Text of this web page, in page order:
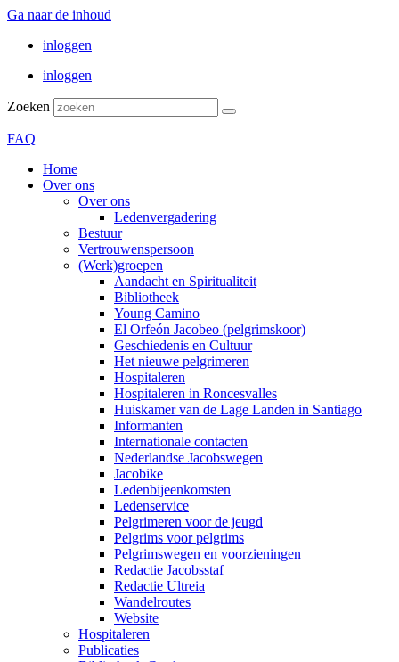
Ga naar de inhoud
inloggen
inloggen
Zoeken
FAQ
Home
Over ons
Over ons
Ledenvergadering
Bestuur
Vertrouwenspersoon
(Werk)groepen
Aandacht en Spiritualiteit
Bibliotheek
Young Camino
El Orfeón Jacobeo (pelgrimskoor)
Geschiedenis en Cultuur
Het nieuwe pelgrimeren
Hospitaleren
Hospitaleren in Roncesvalles
Huiskamer van de Lage Landen in Santiago
Informanten
Internationale contacten
Nederlandse Jacobswegen
Jacobike
Ledenbijeenkomsten
Ledenservice
Pelgrimeren voor de jeugd
Pelgrims voor pelgrims
Pelgrimswegen en voorzieningen
Redactie Jacobsstaf
Redactie Ultreia
Wandelroutes
Website
Hospitaleren
Publicaties